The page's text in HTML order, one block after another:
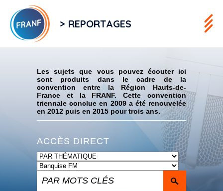
> REPORTAGES
Les sujets que vous pouvez écouter ici
sont produits dans le cadre de la
convention entre la Région Hauts-de-
France et la FRANF. Cette convention
triennale conclue en 2009 a été renouvelée
en 2012 puis en 2015 pour trois ans.
ACCÈS DIRECT